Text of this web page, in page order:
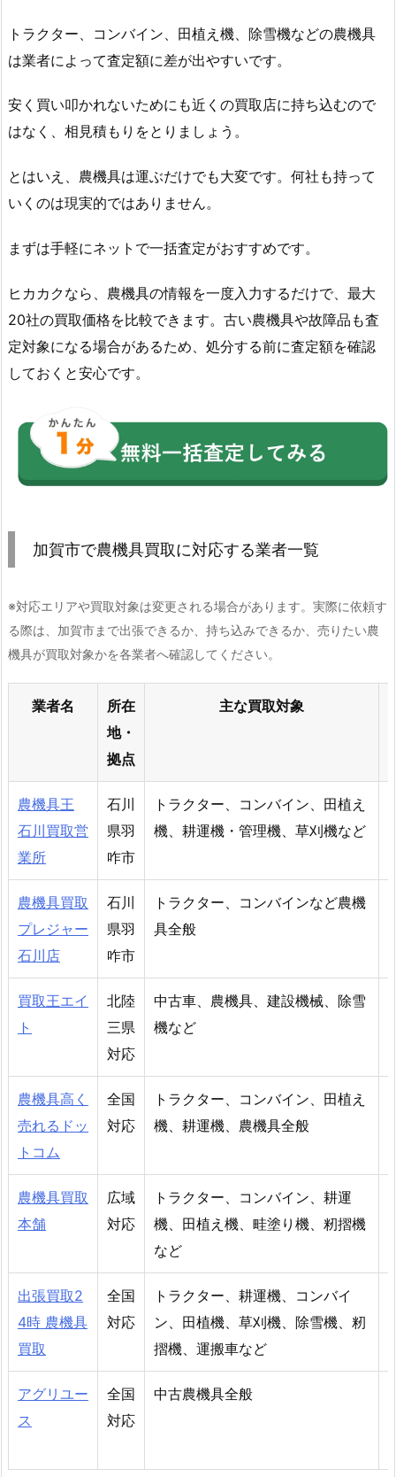
トラクター、コンバイン、田植え機、除雪機などの農機具
は業者によって査定額に差が出やすいです。
安く買い叩かれないためにも近くの買取店に持ち込むので
はなく、相見積もりをとりましょう。
とはいえ、農機具は運ぶだけでも大変です。何社も持って
いくのは現実的ではありません。
まずは手軽にネットで一括査定がおすすめです。
ヒカカクなら、農機具の情報を一度入力するだけで、最大
20社の買取価格を比較できます。古い農機具や故障品も査
定対象になる場合があるため、処分する前に査定額を確認
しておくと安心です。
加賀市で農機具買取に対応する業者一覧
※対応エリアや買取対象は変更される場合があります。実際に依頼す
る際は、加賀市まで出張できるか、持ち込みできるか、売りたい農
機具が買取対象かを各業者へ確認してください。
業者名
所在
地・
拠点
主な買取対象
農機具王
石川買取営
業所
石川
県羽
咋市
トラクター、コンバイン、田植え
機、耕運機・管理機、草刈機など
農機具買取
プレジャー
石川店
石川
県羽
咋市
トラクター、コンバインなど農機
具全般
買取王エイ
ト
北陸
三県
対応
中古車、農機具、建設機械、除雪
機など
農機具高く
売れるドッ
トコム
全国
対応
トラクター、コンバイン、田植え
機、耕運機、農機具全般
農機具買取
本舗
広域
対応
トラクター、コンバイン、耕運
機、田植え機、畦塗り機、籾摺機
など
出張買取2
4時 農機具
買取
全国
対応
トラクター、耕運機、コンバイ
ン、田植機、草刈機、除雪機、籾
摺機、運搬車など
アグリユー
ス
全国
対応
中古農機具全般